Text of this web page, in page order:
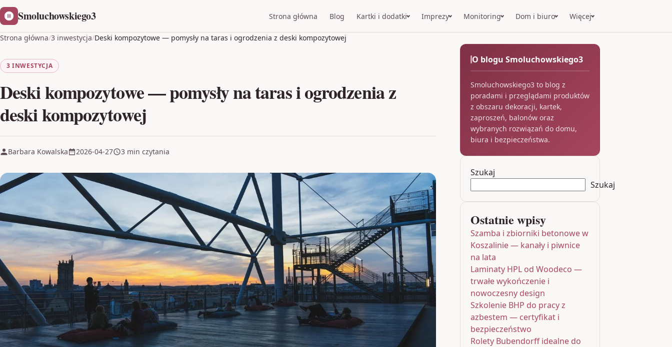
Smoluchowskiego3 Strona główna Blog Kartki i dodatki Imprezy Monitoring Dom i biuro Więcej
Strona główna/3 inwestycja/Deski kompozytowe — pomysły na taras i ogrodzenia z deski kompozytowej
3 INWESTYCJA
Deski kompozytowe — pomysły na taras i ogrodzenia z
deski kompozytowej
Barbara Kowalska 2026-04-27 3 min czytania
O blogu Smoluchowskiego3
Smoluchowskiego3 to blog z
poradami i przeglądami produktów
z obszaru dekoracji, kartek,
zaproszeń, balonów oraz
wybranych rozwiązań do domu,
biura i bezpieczeństwa.
Szukaj
Szukaj
Ostatnie wpisy
Szamba i zbiorniki betonowe w
Koszalinie — kanały i piwnice
na lata
Laminaty HPL od Woodeco —
trwałe wykończenie i
nowoczesny design
Szkolenie BHP do pracy z
azbestem — certyfikat i
bezpieczeństwo
Rolety Bubendorff idealne do